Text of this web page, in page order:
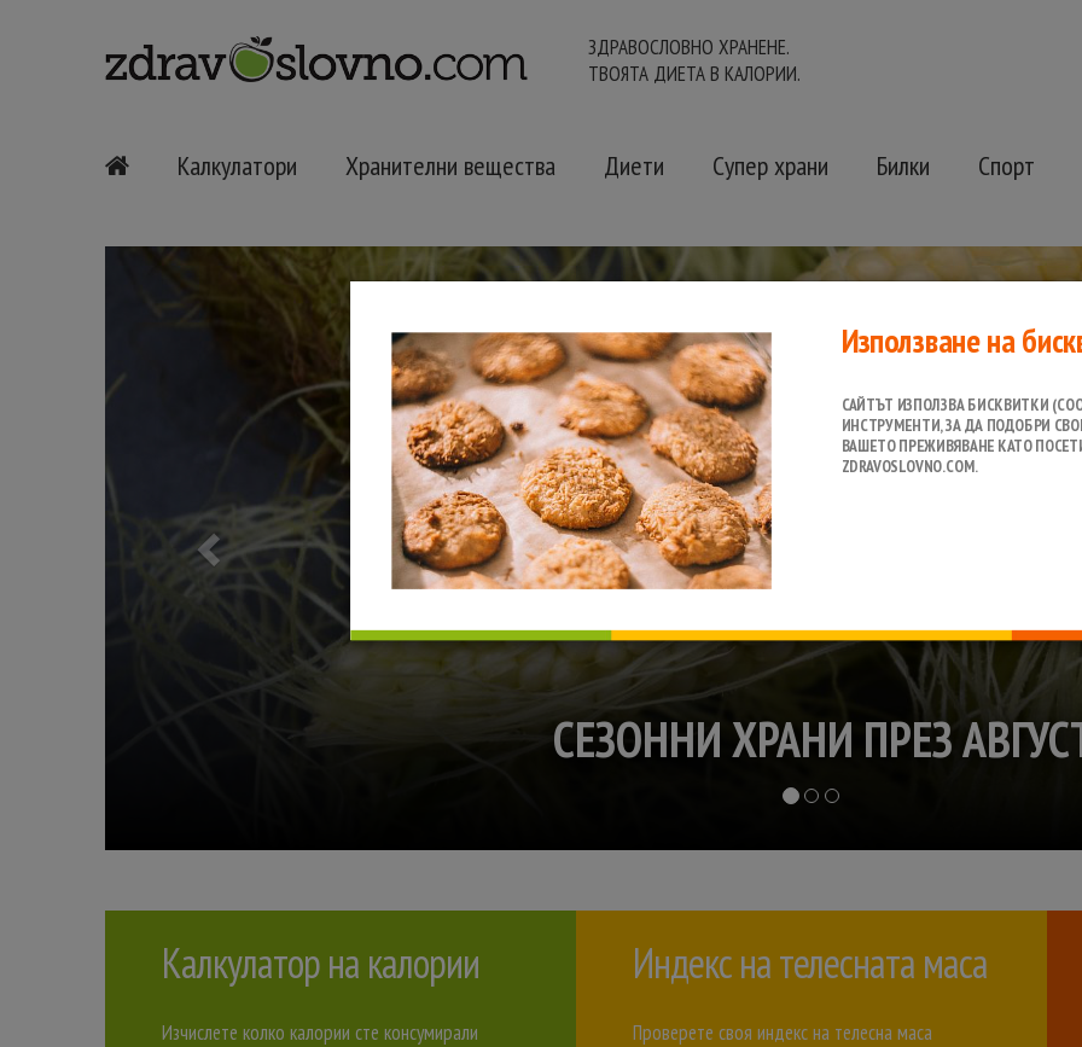
ЗДРАВОСЛОВНО ХРАНЕНЕ.
ТВОЯТА ДИЕТА В КАЛОРИИ.
Калкулатори Хранителни вещества Диети Супер храни Билки Спорт
СЕЗОННИ
Previous
Калкулатор на калории
Изчислете колко калории сте консумирали
Индекс на телесната маса
Проверете своя индекс на телесна маса
Използване на
САЙТЪТ ИЗПОЛЗВА БИСКВИТКИ
ИНСТРУМЕНТИ, ЗА ДА ПОДОБРИ
ВАШЕТО ПРЕЖИВЯВАНЕ КАТО
ZDRAVOSLOVNO.COM.